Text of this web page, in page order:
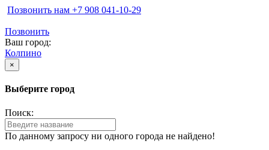
Позвонить нам ‪+7 908 041-10-29
Позвонить
Ваш город:
Колпино
×
Выберите город
Поиск:
По данному запросу ни одного города не найдено!